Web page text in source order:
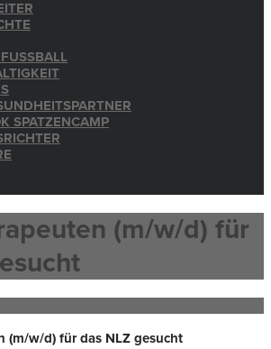
SPATZENCAMP
(m/w/d) für